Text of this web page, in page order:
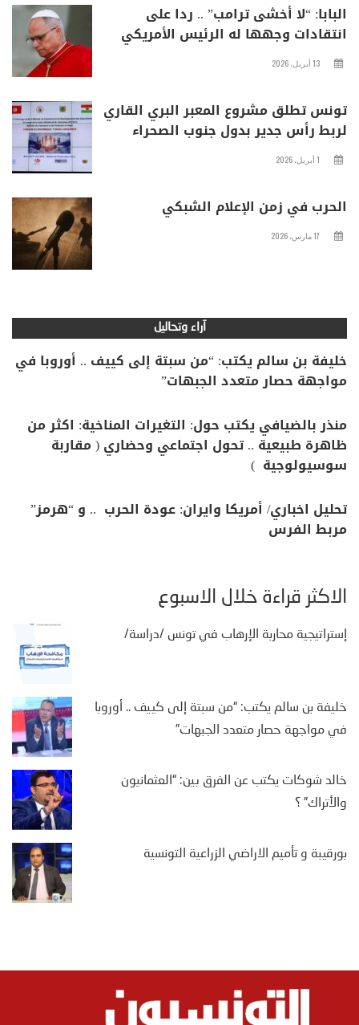
البابا: “لا أخشى ترامب” .. ردا على
انتقادات وجهها له الرئيس الأمريكي
13 أبريل، 2026
تونس تطلق مشروع المعبر البري القاري
لربط رأس جدير بدول جنوب الصحراء
1 أبريل، 2026
الحرب في زمن الإعلام الشبكي
17 مارس، 2026
آراء وتحاليل
خليفة بن سالم يكتب: “من سبتة إلى كييف .. أوروبا في
مواجهة حصار متعدد الجبهات”
منذر بالضيافي يكتب حول: التغيرات المناخية: اكثر من
ظاهرة طبيعية .. تحول اجتماعي وحضاري ( مقاربة
سوسيولوجية )
تحليل اخباري/ أمريكا وايران: عودة الحرب .. و “هرمز”
مربط الفرس
الأكثر قراءة خلال الأسبوع
إستراتيجية محاربة الإرهاب في تونس /دراسة/
خليفة بن سالم يكتب: “من سبتة إلى كييف .. أوروبا
في مواجهة حصار متعدد الجبهات”
خالد شوكات يكتب عن الفرق بين: “العثمانيون
والأتراك” ؟
بورقيبة و تأميم الاراضي الزراعية التونسية